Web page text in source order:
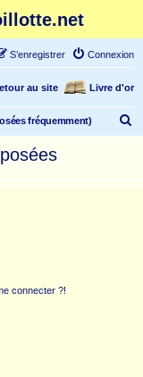
Connexion
S’enregistrer
Livre d'or
au site
fréquemment)
connecter ?!